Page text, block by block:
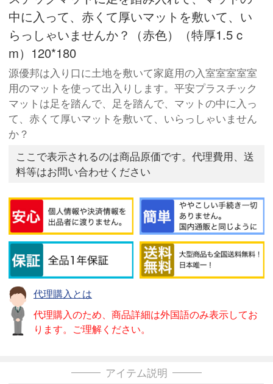
中に入って、赤くて厚いマットを敷いて、い
らっしゃいませんか？（赤色）（特厚1.5 c
m）120*180
源優邦は入り口に土地を敷いて家庭用の入室室室室室
用のマットを使って出入りします。平安プラスチック
マットは足を踏んで、足を踏んで、マットの中に入っ
て、赤くて厚いマットを敷いて、いらっしゃいません
か？
ここで表示されるのは商品原価です。代理費用、送
料等はお問い合わせください
代理購入とは
代理購入のため、商品詳細は外国語のみ表示してお
ります。ご理解ください。
アイテム説明